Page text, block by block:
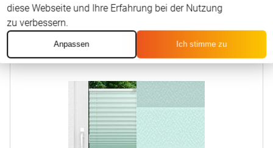
Life Dark 3.316.38
diese Webseite und Ihre Erfahrung bei der Nutzung
zu verbessern.
Anpassen Ich stimme zu